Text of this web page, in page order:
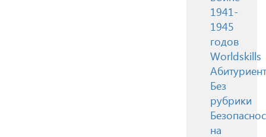
1941-
1945
годов
Worldskills
Без
рубрики
на